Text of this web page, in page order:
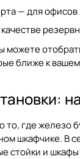
— для
можете
ближе к
где железо
шкафчике. В
стойки и шкафы